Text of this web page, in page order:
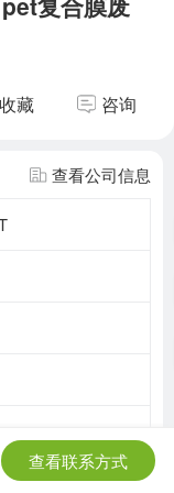
收藏 咨询
查看公司信息
查看联系方式